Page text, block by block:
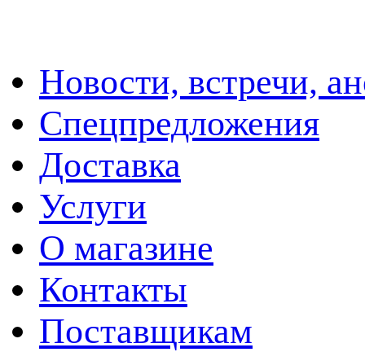
Новости, встречи,
Спецпредложения
Доставка
Услуги
О магазине
Контакты
Поставщикам